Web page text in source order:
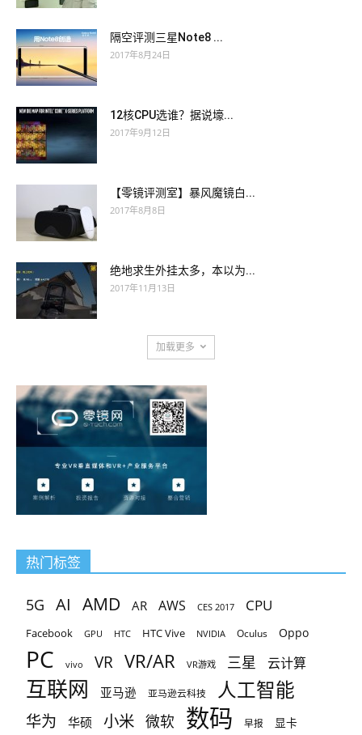
隔空评测三星Note8 ...
2017年8月24日
12核CPU选谁？据说壕...
2017年9月12日
【零镜评测室】暴风魔镜白...
2017年8月8日
绝地求生外挂太多，本以为...
2017年11月13日
加载更多
热门标签
5G AI AMD AR AWS CES 2017 CPU
Facebook GPU HTC HTC Vive NVIDIA Oculus Oppo
PC vivo VR VR/AR VR游戏 三星 云计算
互联网 亚马逊 亚马逊云科技 人工智能
华为 华硕 小米 微软 数码 早报 显卡